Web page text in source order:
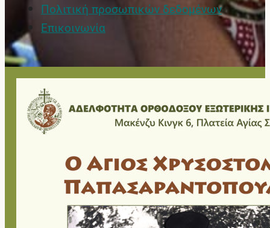
Πολιτική προσωπικών δεδομένων
Επικοινωνία